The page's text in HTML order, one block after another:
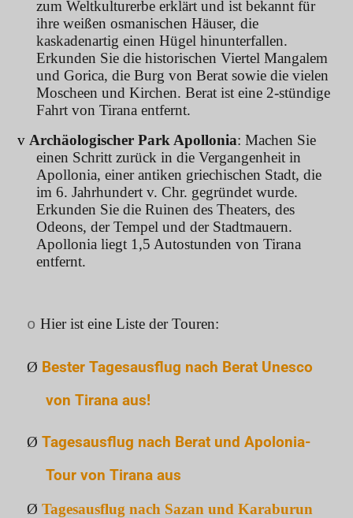
zum Weltkulturerbe erklärt und ist bekannt für
ihre weißen osmanischen Häuser, die
kaskadenartig einen Hügel hinunterfallen.
Erkunden Sie die historischen Viertel Mangalem
und Gorica, die Burg von Berat sowie die vielen
Moscheen und Kirchen. Berat ist eine 2-stündige
Fahrt von Tirana entfernt.
v Archäologischer Park Apollonia: Machen Sie
einen Schritt zurück in die Vergangenheit in
Apollonia, einer antiken griechischen Stadt, die
im 6. Jahrhundert v. Chr. gegründet wurde.
Erkunden Sie die Ruinen des Theaters, des
Odeons, der Tempel und der Stadtmauern.
Apollonia liegt 1,5 Autostunden von Tirana
entfernt.
o Hier ist eine Liste der Touren:
Ø Bester Tagesausflug nach Berat Unesco
von Tirana aus!
Ø Tagesausflug nach Berat und Apolonia-
Tour von Tirana aus
Ø Tagesausflug nach Sazan und Karaburun